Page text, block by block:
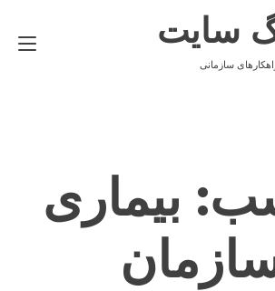
سایت
سازمانی
بیماری